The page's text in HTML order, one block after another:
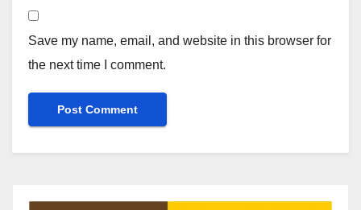
Save my name, email, and website in this browser for
the next time I comment.